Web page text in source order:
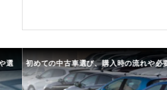
類などについて 中古車選びで失敗しないた
て